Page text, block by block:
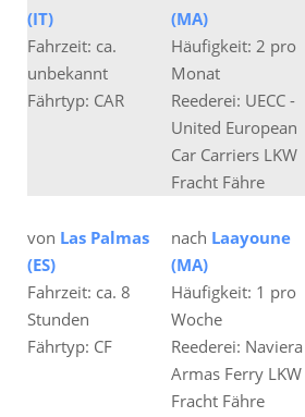
(IT)
(MA)
Fahrzeit: ca.
unbekannt
Häufigkeit: 2 pro
Monat
Fährtyp: CAR
Reederei: UECC -
United European
Car Carriers LKW
Fracht Fähre
von Las Palmas
(ES)
nach Laayoune
(MA)
Fahrzeit: ca. 8
Stunden
Häufigkeit: 1 pro
Woche
Fährtyp: CF
Reederei: Naviera
Armas Ferry LKW
Fracht Fähre